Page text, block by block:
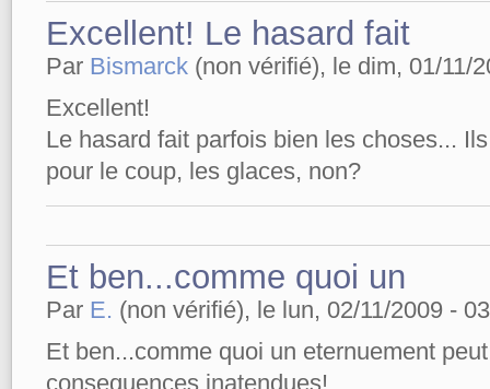
Excellent! Le hasard fait
Par Bismarck (non vérifié), le dim, 01/11/
Excellent!
Le hasard fait parfois bien les choses...
pour le coup, les glaces, non?
Et ben...comme quoi un
Par E. (non vérifié), le lun, 02/11/2009 -
Et ben...comme quoi un eternuement
consequences inatendues!